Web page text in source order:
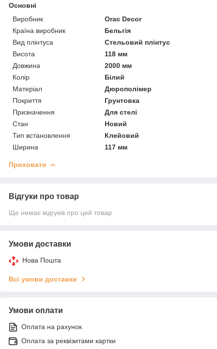
Основні
Виробник
Orac Decor
Країна виробник
Бельгія
Вид плінтуса
Стельовий плінтус
Висота
118 мм
Довжина
2000 мм
Колір
Білий
Матеріал
Дюрополімер
Покриття
Грунтовка
Призначення
Для стелі
Стан
Новий
Тип встановлення
Клейовий
Ширина
117 мм
Приховати
Відгуки про товар
Ще немає відгуків про цей товар
Умови доставки
Нова Пошта
Всі умови доставки
Умови оплати
Оплата на рахунок
Оплата за реквізитами картки